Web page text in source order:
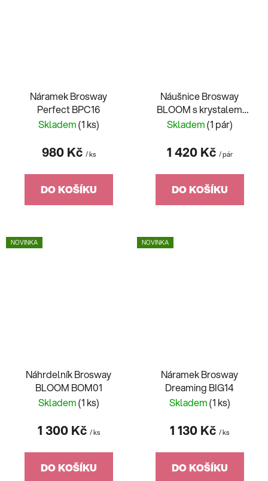
Náramek Brosway
Perfect BPC16
Skladem(1 ks)
980 Kč / ks
DO KOŠÍKU
Náušnice Brosway
BLOOM s krystalem
BOM23
Skladem(1 pár)
1 420 Kč / pár
DO KOŠÍKU
NOVINKA
Náhrdelník Brosway
BLOOM BOM01
Skladem(1 ks)
1 300 Kč / ks
DO KOŠÍKU
NOVINKA
Náramek Brosway
Dreaming BIG14
Skladem(1 ks)
1 130 Kč / ks
DO KOŠÍKU